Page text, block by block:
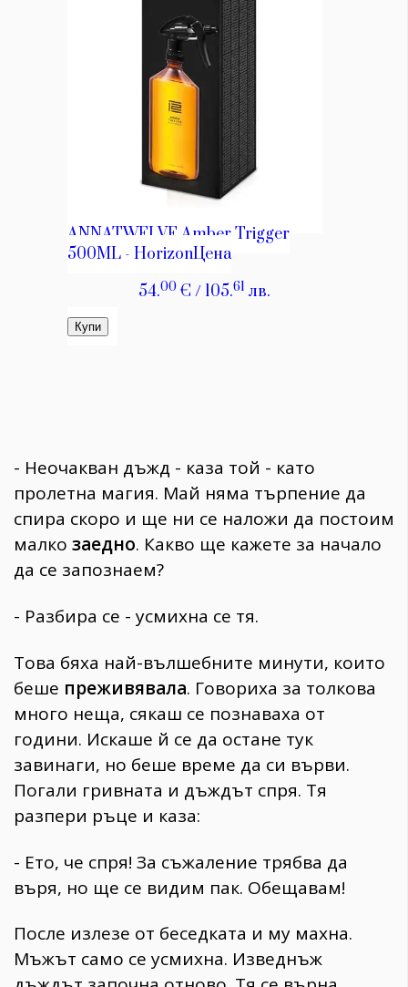
- Неочакван дъжд - каза той - като
пролетна магия. Май няма търпение да
спира скоро и ще ни се наложи да постоим
малко заедно. Какво ще кажете за начало
да се запознаем?
- Разбира се - усмихна се тя.
Това бяха най-вълшебните минути, които
беше преживявала. Говориха за толкова
много неща, сякаш се познаваха от
години. Искаше й се да остане тук
завинаги, но беше време да си върви.
Погали гривната и дъждът спря. Тя
разпери ръце и каза:
- Ето, че спря! За съжаление трябва да
въря, но ще се видим пак. Обещавам!
После излезе от беседката и му махна.
Мъжът само се усмихна. Изведнъж